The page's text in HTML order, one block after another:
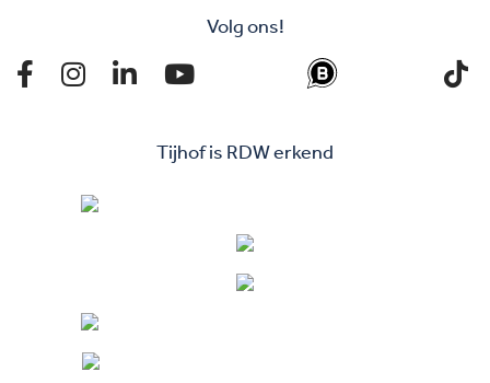
Volg ons!
Tijhof is RDW erkend